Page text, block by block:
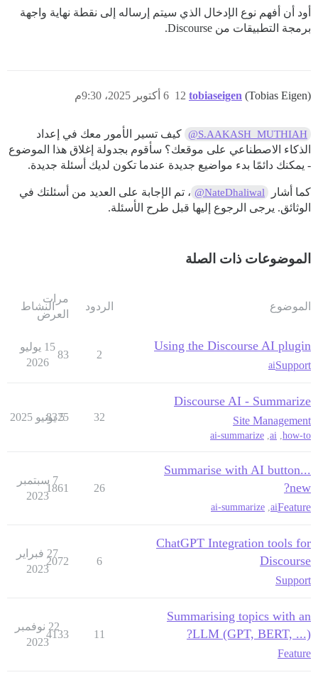
أود أن أفهم نوع الإدخال الذي سيتم إرساله إلى نقطة نهاية واجهة
برمجة التطبيقات من Discourse.
tobiaseigen (Tobias Eigen) 6 أكتوبر 2025، 9:30م 12
@S.AAKASH_MUTHIAH كيف تسير الأمور معك في إعداد
الذكاء الاصطناعي على موقعك؟ سأقوم بجدولة إغلاق هذا الموضوع
- يمكنك دائمًا بدء مواضيع جديدة عندما تكون لديك أسئلة جديدة.
كما أشار @NateDhaliwal ، تم الإجابة على العديد من أسئلتك في
الوثائق. يرجى الرجوع إليها قبل طرح الأسئلة.
الموضوعات ذات الصلة
الموضوع الردود
مرات
العرض
النشاط
Using the Discourse AI plugin
Support
ai
2
83
15 يوليو
2026
Discourse AI - Summarize
Site Management
how-to
ai
ai-summarize
32
8325
5 يونيو 2025
Summarise with AI button...
new?
Feature
ai
,
ai-summarize
26
1861
7 سبتمبر
2023
ChatGPT Integration tools for
Discourse
Support
6
2072
27 فبراير
2023
Summarising topics with an
LLM (GPT, BERT, ...)?
Feature
11
4133
22 نوفمبر
2023